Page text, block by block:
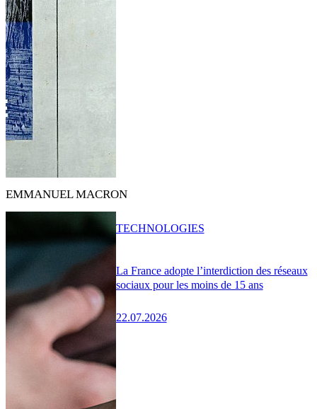
EMMANUEL MACRON
La France adopte l’interdiction des réseaux
sociaux pour les moins de 15 ans
22.07.2026
TECHNOLOGIES